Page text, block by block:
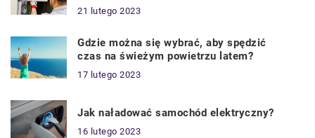
21 lutego 2023
Gdzie można się wybrać, aby spędzić
czas na świeżym powietrzu latem?
17 lutego 2023
Jak naładować samochód elektryczny?
16 lutego 2023